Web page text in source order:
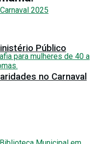
Público
no Carnaval